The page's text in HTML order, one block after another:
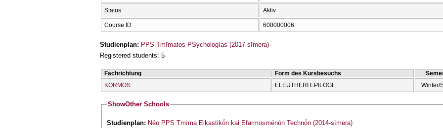
Status Aktiv
Course ID 600000006
Studienplan: PPS Tmīmatos PSychologías (2017-sīmera)
Registered students: 5
Fachrichtung Form des Kursbesuchs
KORMOS
ELEUTHERĪ EPILOGĪ Winter/
ShowOther Schools
Studienplan: Néo PPS Tmīma Eikastikṓn kai Efarmosménōn Technṓn (2014-sīmera)